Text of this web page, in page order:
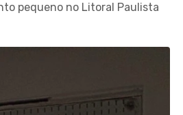
pequeno no Litoral Paulista